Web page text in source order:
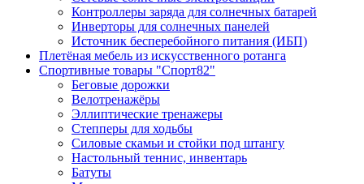
Контроллеры заряда для солнечных батарей
Инверторы для солнечных панелей
Источник бесперебойного питания (ИБП)
Плетёная мебель из искусственного ротанга
Спортивные товары "Спорт82"
Беговые дорожки
Велотренажёры
Эллиптические тренажеры
Степперы для ходьбы
Силовые скамьи и стойки под штангу
Настольный теннис, инвентарь
Батуты